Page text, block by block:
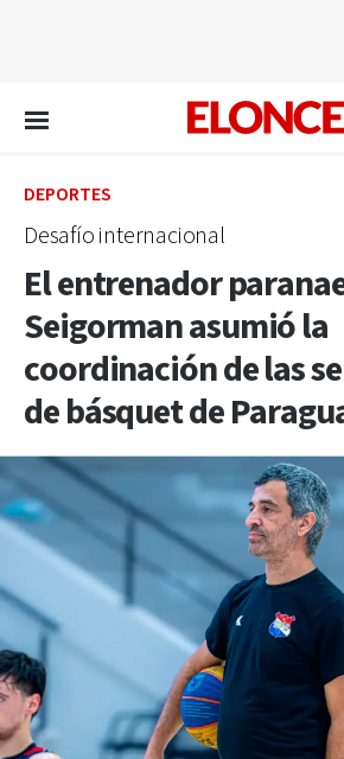
DEPORTES
Desafío internacional
El entrenador
Seigorman asumió la
coordinación de las
de básquet de